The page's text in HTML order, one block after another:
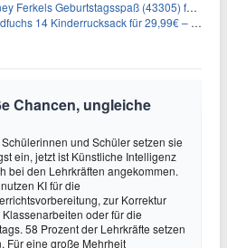
Ferkels Geburtstagsspaß (43305) für 29,10€
14 Kinderrucksack für 29,99€ – Amber-maple
Chancen, ungleiche
und Schüler setzen sie
ein, jetzt ist Künstliche Intelligenz
bei den Lehrkräften angekommen.
KI für die
zur Korrektur
Klassenarbeiten oder für die
58 Prozent der Lehrkräfte setzen
Für eine große Mehrheit